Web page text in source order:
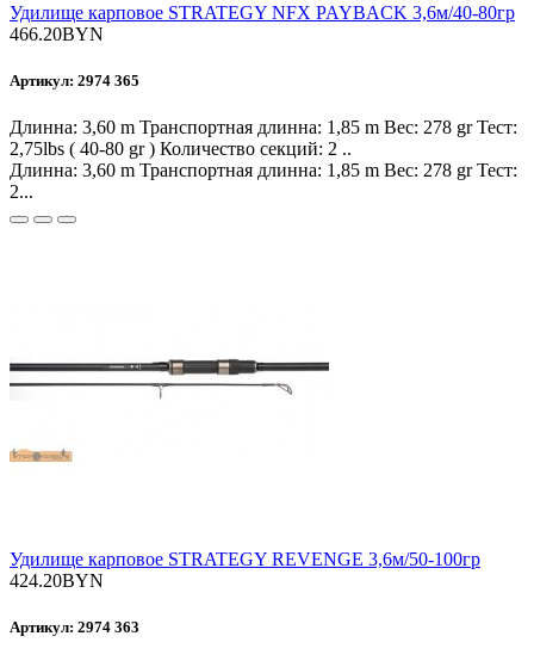
Удилище карповое STRATEGY NFX PAYBACK 3,6м/40-80гр
466.20BYN
Артикул: 2974 365
Длинна: 3,60 m Транспортная длинна: 1,85 m Вес: 278 gr Тест:
2,75lbs ( 40-80 gr ) Количество секций: 2 ..
Длинна: 3,60 m Транспортная длинна: 1,85 m Вес: 278 gr Тест:
2...
Удилище карповое STRATEGY REVENGE 3,6м/50-100гр
424.20BYN
Артикул: 2974 363